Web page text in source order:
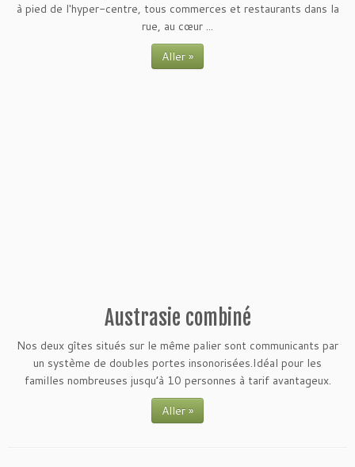
à pied de l'hyper-centre, tous commerces et restaurants dans la
rue, au cœur ...
Aller »
Austrasie combiné
Nos deux gîtes situés sur le même palier sont communicants par
un système de doubles portes insonorisées.Idéal pour les
familles nombreuses jusqu’à 10 personnes à tarif avantageux.
Aller »